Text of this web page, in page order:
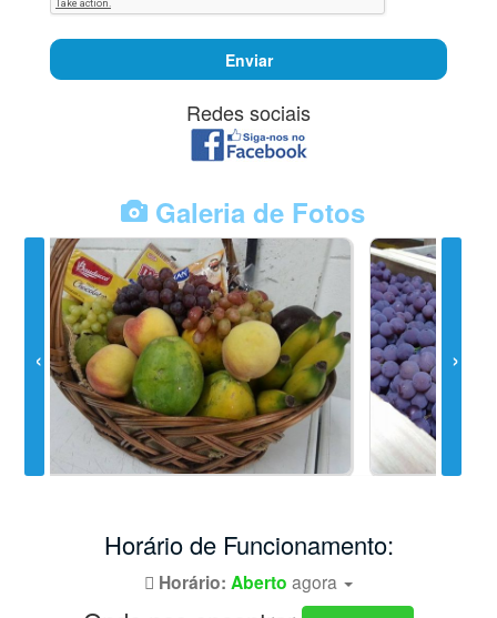
Enviar
Redes sociais
Galeria de Fotos
Horário de Funcionamento:
Horário: Aberto agora